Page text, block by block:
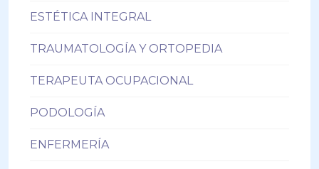
ESTÉTICA INTEGRAL
TRAUMATOLOGÍA Y ORTOPEDIA
TERAPEUTA OCUPACIONAL
PODOLOGÍA
ENFERMERÍA